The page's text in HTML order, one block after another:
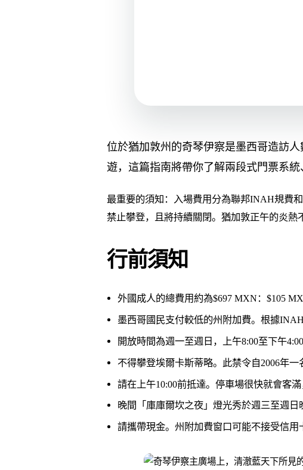
位於猶加敦州的奇琴伊察是墨西哥造訪
遊，這篇指南將帶你了解兩段式門票系
最重要的須知：入場費用分為聯邦INAH規費
禁止攀登，且將持續關閉。猶加敦正午的炎
行前須知
外國成人的總費用約為$697 MXN：$105
墨西哥國民支付較低的州附加費。根據
開放時間為週一至週日，上午8:00至下午
不得攀登埃爾卡斯蒂略。此禁令自2006年
請在上午10:00前抵達。停車場很快就會客
晚間「庫庫爾坎之夜」燈光秀於週三至週日
請攜帶現金。州附加費窗口可能不接受信用